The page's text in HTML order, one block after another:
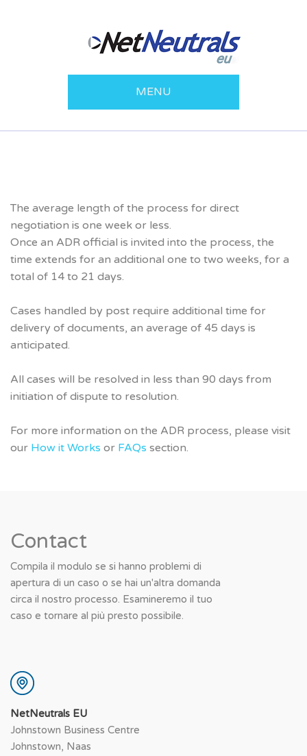
MENU
The average length of the process for direct
negotiation is one week or less.
Once an ADR official is invited into the process, the
time extends for an additional one to two weeks, for a
total of 14 to 21 days.
Cases handled by post require additional time for
delivery of documents, an average of 45 days is
anticipated.
All cases will be resolved in less than 90 days from
initiation of dispute to resolution.
For more information on the ADR process, please visit
our How it Works or FAQs section.
Contact
Compila il modulo se si hanno problemi di
apertura di un caso o se hai un'altra domanda
circa il nostro processo. Esamineremo il tuo
caso e tornare al più presto possibile.
NetNeutrals EU
Johnstown Business Centre
Johnstown, Naas